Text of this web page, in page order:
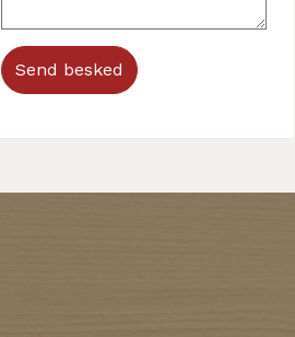
Send besked